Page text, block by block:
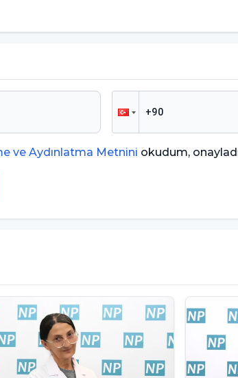
Ofisi
8,5 milyon
kurum
bir sonuç
ve Aydınlatma Metnini okudum,